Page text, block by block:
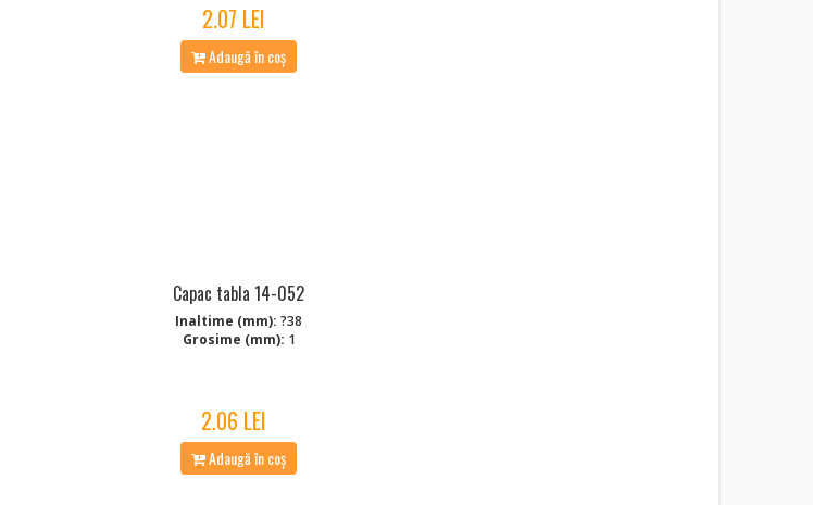
2.07 LEI
Adaugă în coș
Capac tabla 14-052
Inaltime (mm): ?38
Grosime (mm): 1
2.06 LEI
Adaugă în coș